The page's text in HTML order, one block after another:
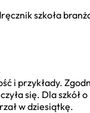
szkoła
i przykłady.
się. Dla szkół
w dziesiątkę.